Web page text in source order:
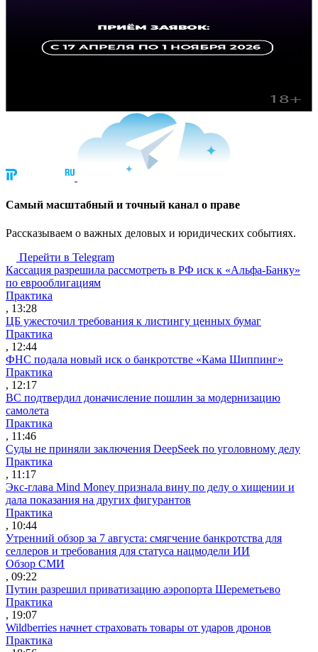
Cамый масштабный и точный канал о праве
Рассказываем о важных деловых и юридических событиях.
Перейти в Telegram
Кассация разрешила рассмотреть в РФ иск к «Альфа-Банку»
по еврооблигациям
Практика
, 13:28
ЦБ ужесточил требования к листингу ценных бумаг
Практика
, 12:44
ФНС подала новый иск о банкротстве «Кама Шиппинг»
Практика
, 12:17
ВС подтвердил доначисление пошлин за модернизацию
самолета
Практика
, 11:46
Суды не приняли заключения DeepSeek по уголовному делу
Практика
, 11:17
Экс-глава Mind Money признала вину по делу о хищении и
дала показания на других фигурантов
Практика
, 10:44
Утренний обзор за 7 августа: смягчение банкротства для
селлеров и требования для статуса нацмодели ИИ
Обзор СМИ
, 09:22
Путин разрешил приватизацию аэропорта Шереметьево
Практика
, 19:07
Wildberries начнет страховать товары от ударов дронов
Практика